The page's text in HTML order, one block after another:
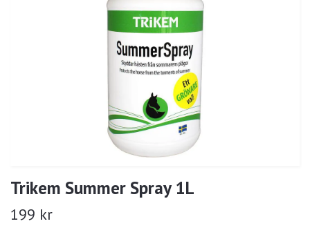
Trikem Summer Spray 1L
199 kr